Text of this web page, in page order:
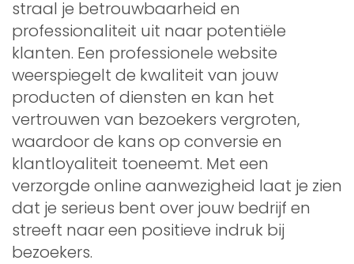
straal je betrouwbaarheid en
professionaliteit uit naar potentiële
klanten. Een professionele website
weerspiegelt de kwaliteit van jouw
producten of diensten en kan het
vertrouwen van bezoekers vergroten,
waardoor de kans op conversie en
klantloyaliteit toeneemt. Met een
verzorgde online aanwezigheid laat je zien
dat je serieus bent over jouw bedrijf en
streeft naar een positieve indruk bij
bezoekers.